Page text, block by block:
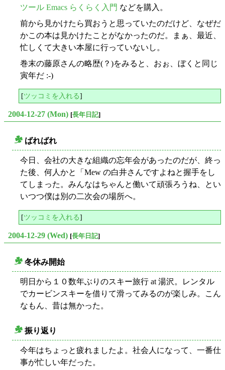
ツール Emacs らくらく入門 などを購入。
前から見かけたら買おうと思っていたのだけど、なぜだ
かこの本は見かけたことがなかったのだ。まぁ、最近、
忙しくて大きい本屋に行っていないし。
巻末の藤原さんの略歴(？)をみると、おぉ、ぼくと同じ
寅年だ :-)
[ツッコミを入れる]
2004-12-27 (Mon) [長年日記]
ばればれ
今日、会社の大きな組織の忘年会があったのだが、終っ
た後、何人かと「Mew の白井さんですよねと握手をし
てしまった。みんなはちゃんと働いて頑張ろうね、とい
いつつ僕は別の二次会の場所へ。
[ツッコミを入れる]
2004-12-29 (Wed) [長年日記]
冬休み開始
明日から１０数年ぶりのスキー旅行 at 湯沢。レンタル
でカービンスキーを借りて滑ってみるのが楽しみ。こん
なもん、昔は無かった。
振り返り
今年はちょっと疲れましたよ。社会人になって、一番仕
事が忙しい年だった。